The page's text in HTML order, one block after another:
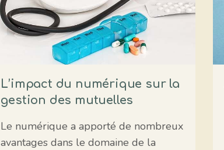
L’impact du numérique sur la
gestion des mutuelles
Le numérique a apporté de nombreux
avantages dans le domaine de la